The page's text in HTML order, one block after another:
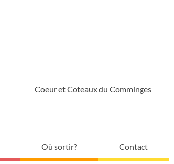
Coeur et Coteaux du Comminges
Où sortir? Contact